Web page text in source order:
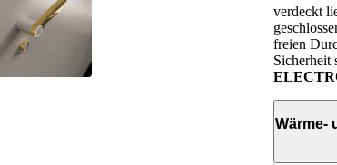
verdeckt
freien
Sicherheit
Wärme-